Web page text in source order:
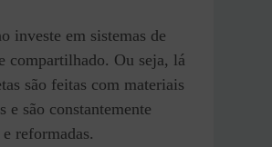
investe em sistemas de
compartilhado. Ou seja, lá
são feitas com materiais
e são constantemente
reformadas.